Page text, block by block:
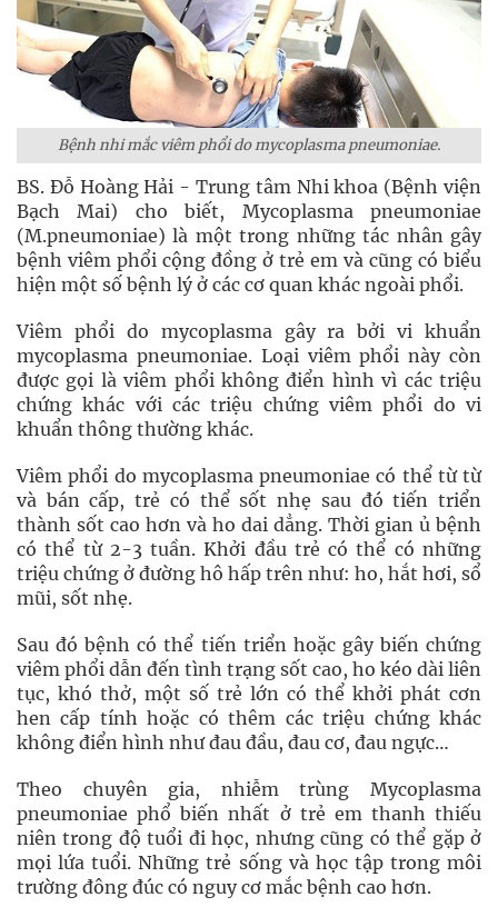
Bệnh nhi mắc viêm phổi do mycoplasma pneumoniae.
BS. Đỗ Hoàng Hải - Trung tâm Nhi khoa (Bệnh viện
Bạch Mai) cho biết, Mycoplasma pneumoniae
(M.pneumoniae) là một trong những tác nhân gây
bệnh viêm phổi cộng đồng ở trẻ em và cũng có biểu
hiện một số bệnh lý ở các cơ quan khác ngoài phổi.
Viêm phổi do mycoplasma gây ra bởi vi khuẩn
mycoplasma pneumoniae. Loại viêm phổi này còn
được gọi là viêm phổi không điển hình vì các triệu
chứng khác với các triệu chứng viêm phổi do vi
khuẩn thông thường khác.
Viêm phổi do mycoplasma pneumoniae có thể từ từ
và bán cấp, trẻ có thể sốt nhẹ sau đó tiến triển
thành sốt cao hơn và ho dai dẳng. Thời gian ủ bệnh
có thể từ 2-3 tuần. Khởi đầu trẻ có thể có những
triệu chứng ở đường hô hấp trên như: ho, hắt hơi, sổ
mũi, sốt nhẹ.
Sau đó bệnh có thể tiến triển hoặc gây biến chứng
viêm phổi dẫn đến tình trạng sốt cao, ho kéo dài liên
tục, khó thở, một số trẻ lớn có thể khởi phát cơn
hen cấp tính hoặc có thêm các triệu chứng khác
không điển hình như đau đầu, đau cơ, đau ngực…
Theo chuyên gia, nhiễm trùng Mycoplasma
pneumoniae phổ biến nhất ở trẻ em thanh thiếu
niên trong độ tuổi đi học, nhưng cũng có thể gặp ở
mọi lứa tuổi. Những trẻ sống và học tập trong môi
trường đông đúc có nguy cơ mắc bệnh cao hơn.